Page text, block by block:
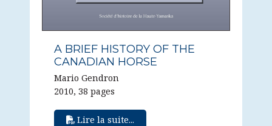
A BRIEF HISTORY OF THE
CANADIAN HORSE
Mario Gendron
2010, 38 pages
Lire la suite...